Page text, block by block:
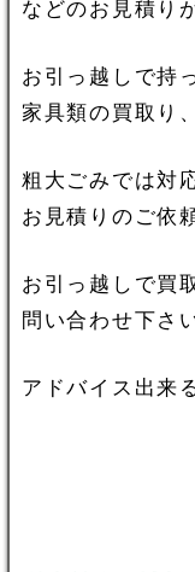
などのお見積り
お引っ越しで持
家具類の買取り
粗大ごみでは対
お見積りのご依
お引っ越しで買
問い合わせ下さ
アドバイス出来